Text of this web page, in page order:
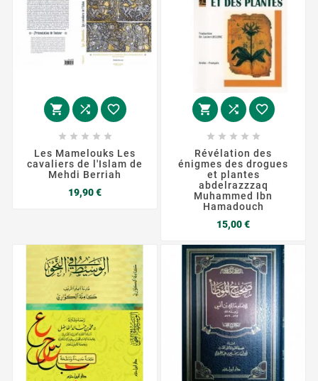
  
    
Les Mamelouks Les
cavaliers de l'Islam de
Mehdi Berriah
19,90 €Prix
  
    
Révélation des
énigmes des drogues
et plantes
abdelrazzzaq
Muhammed Ibn
Hamadouch
15,00 €Prix